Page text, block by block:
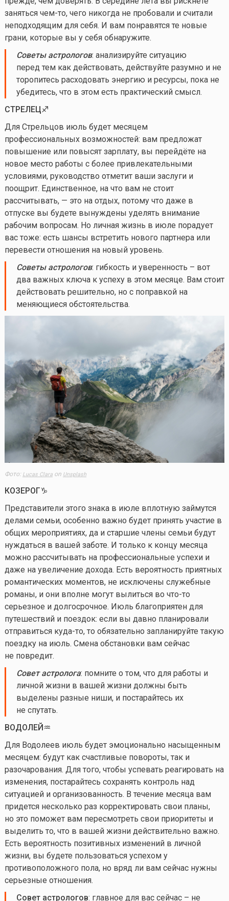
заняться чем-то, чего никогда не пробовали и считали
неподходящим для себя. И вам понравятся те новые
грани, которые вы у себя обнаружите.
Советы астрологов: анализируйте ситуацию
перед тем как действовать, действуйте разумно и не
торопитесь расходовать энергию и ресурсы, пока не
убедитесь, что в этом есть практический смысл.
СТРЕЛЕЦ♐️
Для Стрельцов июль будет месяцем
профессиональных возможностей: вам предложат
повышение или повысят зарплату, вы перейдёте на
новое место работы с более привлекательными
условиями, руководство отметит ваши заслуги и
поощрит. Единственное, на что вам не стоит
рассчитывать, — это на отдых, потому что даже в
отпуске вы будете вынуждены уделять внимание
рабочим вопросам. Но личная жизнь в июле порадует
вас тоже: есть шансы встретить нового партнера или
перевести отношения на новый уровень.
Советы астрологов: гибкость и уверенность – вот
два важных ключа к успеху в этом месяце. Вам стоит
действовать решительно, но с поправкой на
меняющиеся обстоятельства.
Фото: Lucas Claraon Unsplash
КОЗЕРОГ♑️
Представители этого знака в июле вплотную займутся
делами семьи, особенно важно будет принять участие в
общих мероприятиях, да и старшие члены семьи будут
нуждаться в вашей заботе. И только к концу месяца
можно рассчитывать на профессиональные успехи и
даже на увеличение дохода. Есть вероятность приятных
романтических моментов, не исключены служебные
романы, и они вполне могут вылиться во что-то
серьезное и долгосрочное. Июль благоприятен для
путешествий и поездок: если вы давно планировали
отправиться куда-то, то обязательно запланируйте такую
поездку на июль. Смена обстановки вам сейчас
не повредит.
Совет астролога: помните о том, что для работы и
личной жизни в вашей жизни должны быть
выделены разные ниши, и постарайтесь их
не спутать.
ВОДОЛЕЙ♒️
Для Водолеев июль будет эмоционально насыщенным
месяцем: будут как счастливые повороты, так и
разочарования. Для того, чтобы успевать реагировать на
изменения, постарайтесь сохранять контроль над
ситуацией и организованность. В течение месяца вам
придется несколько раз корректировать свои планы,
но это поможет вам пересмотреть свои приоритеты и
выделить то, что в вашей жизни действительно важно.
Есть вероятность позитивных изменений в личной
жизни, вы будете пользоваться успехом у
противоположного пола, но вряд ли вам сейчас нужны
серьезные отношения.
Совет астрологов: главное для вас сейчас – не